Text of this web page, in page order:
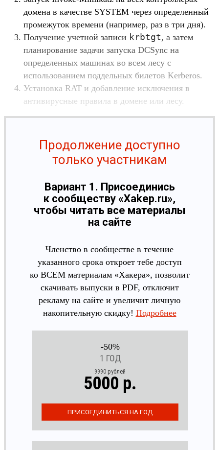
домена в качестве SYSTEM через определенный
промежуток времени (например, раз в три дня).
Получение учетной записи krbtgt, а затем
планирование задачи запуска DCSync на
определенных машинах во всем лесу с
использованием поддельных билетов Kerberos.
Установка RAT и добавление исключения в
антивирусные правила в домене или лесу.
Продолжение доступно
только участникам
Вариант 1. Присоединись
к сообществу «Xakep.ru»,
чтобы читать все материалы
на сайте
Членство в сообществе в течение
указанного срока откроет тебе доступ
ко ВСЕМ материалам «Хакера», позволит
скачивать выпуски в PDF, отключит
рекламу на сайте и увеличит личную
накопительную скидку! Подробнее
-50%
1 ГОД
9990 рублей
5000 р.